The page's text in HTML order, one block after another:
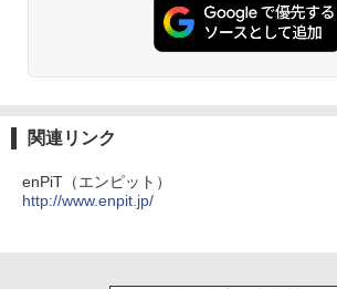
関連リンク
enPiT（エンピット）
http://www.enpit.jp/